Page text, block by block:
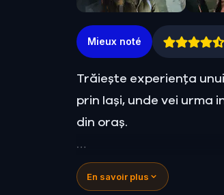
Mieux noté
Trăiește experiența
prin Iași, unde vei urma
din oraș.
În acest tur prin Iași,
clădiri emblematice dar
En savoir plus